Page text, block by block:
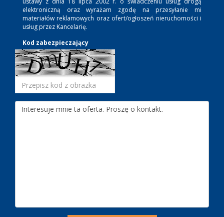
elektroniczną oraz wyrażam zgodę na przesyłanie mi
materiałów reklamowych oraz ofert/ogłoszeń nieruchomości i
usług przez Kancelarię.
Kod zabezpieczający